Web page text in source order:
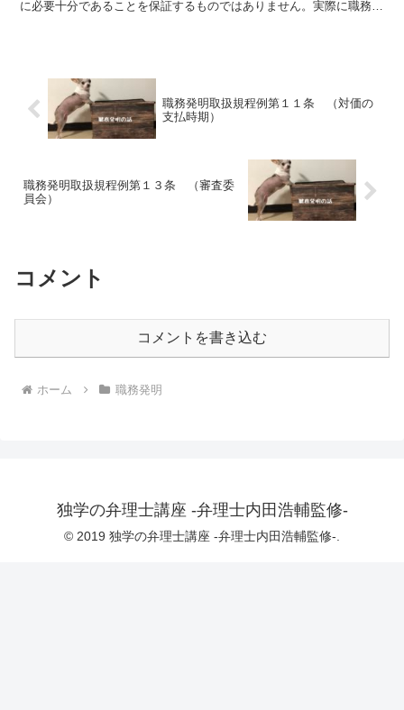
に必要十分であることを保証するものではありません。実際に職務発
職務発明取扱規程例第１１条 （対価の
支払時期）
職務発明取扱規程例第１３条 （審査委
員会）
コメント
コメントを書き込む
ホーム 職務発明
独学の弁理士講座 -弁理士内田浩輔監修-
© 2019 独学の弁理士講座 -弁理士内田浩輔監修-.